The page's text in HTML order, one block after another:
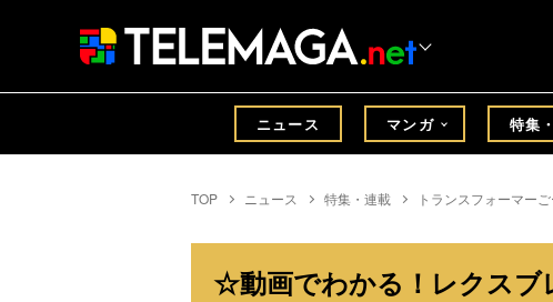
ニュース マンガ 特集
TOP ニュース 特集・連載 トランスフォーマーご
☆動画でわかる！レクス